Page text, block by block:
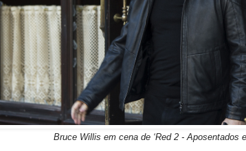
Bruce Willis em cena de ‘Red 2 - Aposentados